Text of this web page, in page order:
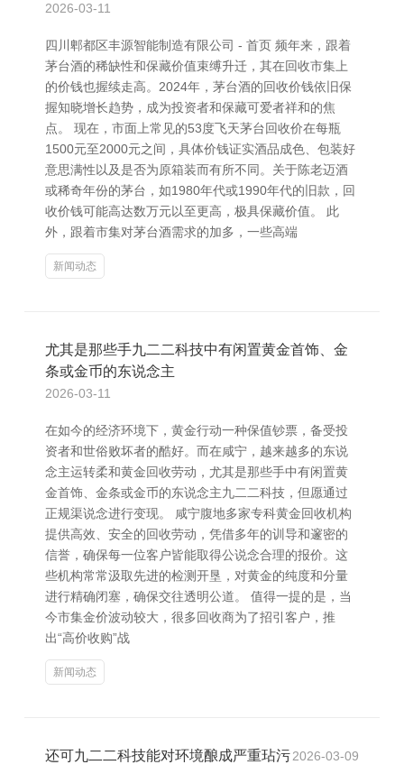
2026-03-11
四川郫都区丰源智能制造有限公司 - 首页 频年来，跟着
茅台酒的稀缺性和保藏价值束缚升迁，其在回收市集上
的价钱也握续走高。2024年，茅台酒的回收价钱依旧保
握知晓增长趋势，成为投资者和保藏可爱者祥和的焦
点。 现在，市面上常见的53度飞天茅台回收价在每瓶
1500元至2000元之间，具体价钱证实酒品成色、包装好
意思满性以及是否为原箱装而有所不同。关于陈老迈酒
或稀奇年份的茅台，如1980年代或1990年代的旧款，回
收价钱可能高达数万元以至更高，极具保藏价值。 此
外，跟着市集对茅台酒需求的加多，一些高端
新闻动态
尤其是那些手九二二科技中有闲置黄金首饰、金
条或金币的东说念主
2026-03-11
在如今的经济环境下，黄金行动一种保值钞票，备受投
资者和世俗败坏者的酷好。而在咸宁，越来越多的东说
念主运转柔和黄金回收劳动，尤其是那些手中有闲置黄
金首饰、金条或金币的东说念主九二二科技，但愿通过
正规渠说念进行变现。 咸宁腹地多家专科黄金回收机构
提供高效、安全的回收劳动，凭借多年的训导和邃密的
信誉，确保每一位客户皆能取得公说念合理的报价。这
些机构常常汲取先进的检测开垦，对黄金的纯度和分量
进行精确闭塞，确保交往透明公道。 值得一提的是，当
今市集金价波动较大，很多回收商为了招引客户，推
出“高价收购”战
新闻动态
还可九二二科技能对环境酿成严重玷污2026-03-09